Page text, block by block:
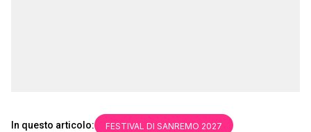
In questo articolo: FESTIVAL DI SANREMO 2027